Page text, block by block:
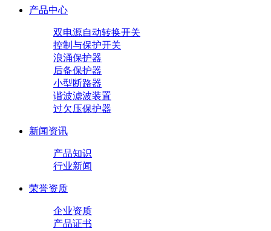
产品中心
双电源自动转换开关
控制与保护开关
浪涌保护器
后备保护器
小型断路器
谐波滤波装置
过欠压保护器
新闻资讯
产品知识
行业新闻
荣誉资质
企业资质
产品证书